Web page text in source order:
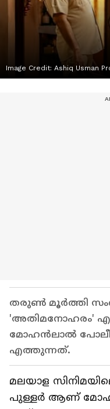
Image Credit: Ashiq Usman
തരുൺ മൂർത്തി
'അതിമനോഹരം'
മോഹൻലാൽ
എത്തുന്നത്.
മലയാള
പുള്ളര്‍ ആണ്